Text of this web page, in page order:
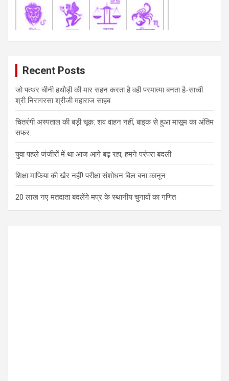
Recent Posts
जो पत्थर चीनी हथौड़ी की मार सहन करता है वही परमात्मा बनता है-साध्वी
श्री निरागरसा श्रीजी महाराज साहब
चितरंगी अस्पताल की बड़ी चूक: शव वाहन नहीं, बाइक से हुआ मासूम का अंतिम
सफर.
युवा पहले जंजीरों में था आज आगे बढ़ रहा, हमने परंपरा बदली
शिक्षा माफिया की खैर नहीं! परीक्षा संशोधन बिल बना कानून
20 लाख नए मतदाता बदलेंगे मप्र के स्थानीय चुनावों का गणित